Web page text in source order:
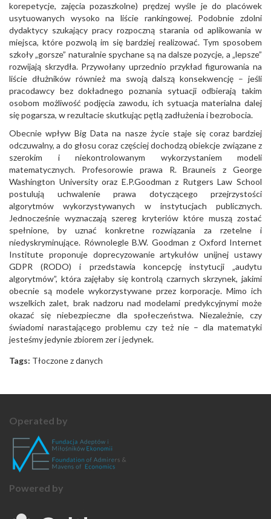
korepetycje, zajęcia pozaszkolne) prędzej wyśle je do placówek
usytuowanych wysoko na liście rankingowej. Podobnie zdolni
dydaktycy szukający pracy rozpoczną starania od aplikowania w
miejsca, które pozwolą im się bardziej realizować. Tym sposobem
szkoły „gorsze” naturalnie spychane są na dalsze pozycje, a „lepsze”
rozwijają skrzydła. Przywołany uprzednio przykład figurowania na
liście dłużników również ma swoją dalszą konsekwencję – jeśli
pracodawcy bez dokładnego poznania sytuacji odbierają takim
osobom możliwość podjęcia zawodu, ich sytuacja materialna dalej
się pogarsza, w rezultacie skutkując pętlą zadłużenia i bezrobocia.
Obecnie wpływ Big Data na nasze życie staje się coraz bardziej
odczuwalny, a do głosu coraz częściej dochodzą obiekcje związane z
szerokim i niekontrolowanym wykorzystaniem modeli
matematycznych. Profesorowie prawa R. Brauneis z George
Washington University oraz E.P.Goodman z Rutgers Law School
postulują uchwalenie prawa dotyczącego przejrzystości
algorytmów wykorzystywanych w instytucjach publicznych.
Jednocześnie wyznaczają szereg kryteriów które muszą zostać
spełnione, by uznać konkretne rozwiązania za rzetelne i
niedyskryminujące. Równolegle B.W. Goodman z Oxford Internet
Institute proponuje doprecyzowanie artykułów unijnej ustawy
GDPR (RODO) i przedstawia koncepcję instytucji „audytu
algorytmów”, która zajęłaby się kontrolą czarnych skrzynek, jakimi
obecnie są modele wykorzystywane przez korporacje. Mimo ich
wszelkich zalet, brak nadzoru nad modelami predykcyjnymi może
okazać się niebezpieczne dla społeczeństwa. Niezależnie, czy
świadomi narastającego problemu czy też nie – dla matematyki
jesteśmy jedynie zbiorem zer i jedynek.
Tags: Tłoczone z danych
Operated by
Powered by